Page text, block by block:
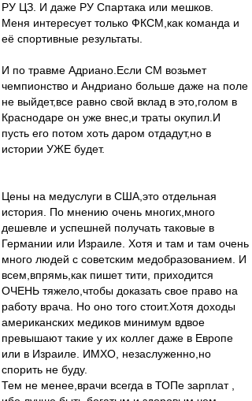
РУ ЦЗ. И даже РУ Спартака или мешков.
Меня интересует только ФКСМ,как команда и
её спортивные результаты.
И по травме Адриано.Если СМ возьмет
чемпионство и Андриано больше даже на поле
не выйдет,все равно свой вклад в это,голом в
Краснодаре он уже внес,и траты окупил.И
пусть его потом хоть даром отдадут,но в
истории УЖЕ будет.
Цены на медуслуги в США,это отдельная
история. По мнению очень многих,много
дешевле и успешней получать таковые в
Германии или Израиле. Хотя и там и там очень
много людей с советским медобразованием. И
всем,впрямь,как пишет тити, приходится
ОЧЕНЬ тяжело,чтобы доказать свое право на
работу врача. Но оно того стоит.Хотя доходы
американских медиков минимум вдвое
превышают такие у их коллег даже в Европе
или в Израиле. ИМХО, незаслуженно,но
спорить не буду.
Тем не менее,врачи всегда в ТОПе зарплат ,